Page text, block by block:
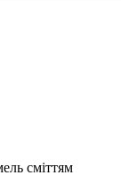
сміттям